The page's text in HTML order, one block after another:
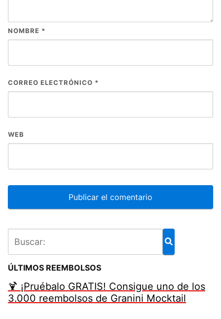
NOMBRE *
CORREO ELECTRÓNICO *
WEB
ÚLTIMOS REEMBOLSOS
🍹 ¡Pruébalo GRATIS! Consigue uno de los
3.000 reembolsos de Granini Mocktail